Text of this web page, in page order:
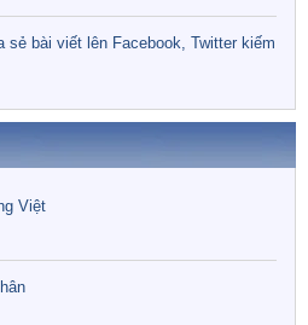
sẻ bài viết lên Facebook, Twitter kiếm
Việt